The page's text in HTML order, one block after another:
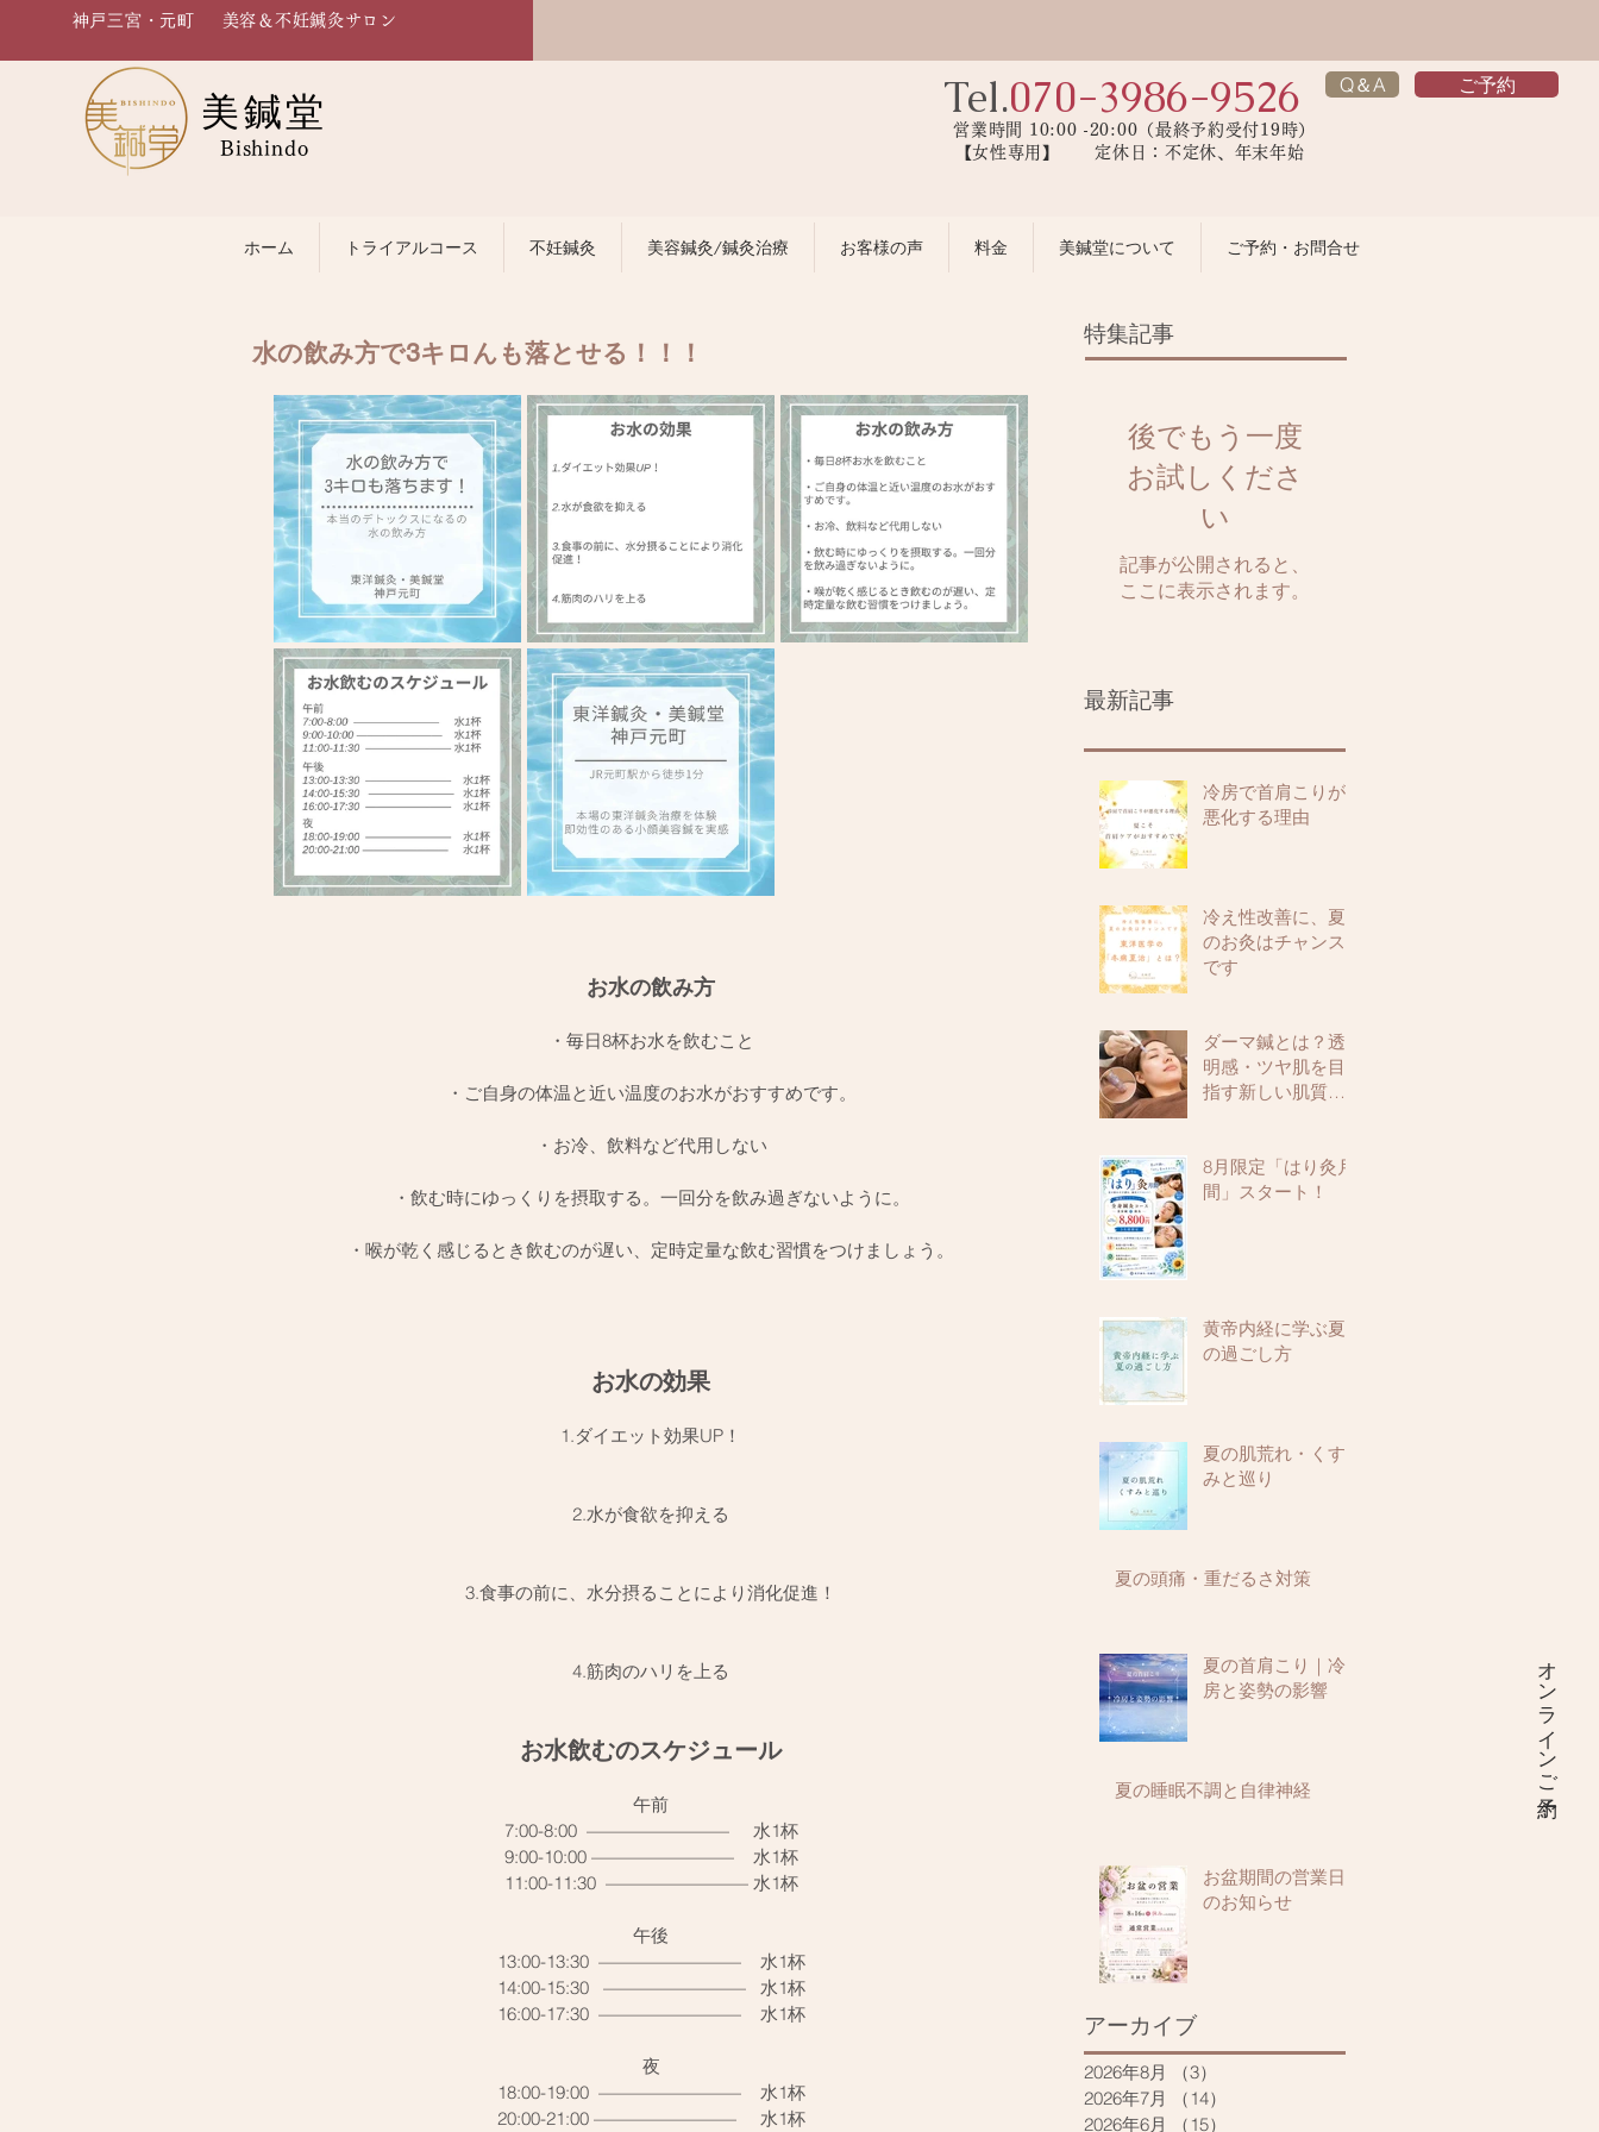
神戸三宮・元町 美容＆不妊鍼灸サロン
美鍼堂
Bishindo
Tel.070-3986-9526
営業時間 10:00 -20:00（最終予約受付19時）
【女性専用】 定休日：不定休、年末年始
Q＆A ご予約
ホーム トライアルコース 不妊鍼灸 美容鍼灸/鍼灸治療 お客様の声 料金 美鍼堂について ご予約・お問合せ
オンラインご予約
水の飲み方で3キロんも落とせる！！！
お水の飲み方
・毎日8杯お水を飲むこと
・ご自身の体温と近い温度のお水がおすすめです。
・お冷、飲料など代用しない
・飲む時にゆっくりを摂取する。一回分を飲み過ぎないように。
・喉が乾く感じるとき飲むのが遅い、定時定量な飲む習慣をつけましょう。
お水の効果
1.ダイエット効果UP！
2.水が食欲を抑える
3.食事の前に、水分摂ることにより消化促進！
4.筋肉のハリを上る
お水飲むのスケジュール
午前
7:00-8:00  ————————     水1杯
9:00-10:00 ————————    水1杯
11:00-11:30  ———————— 水1杯
午後
13:00-13:30  ————————    水1杯
14:00-15:30   ————————   水1杯
16:00-17:30  ————————    水1杯
夜
18:00-19:00  ————————    水1杯
20:00-21:00 ————————     水1杯
特集記事
後でもう一度
お試しくださ
い
記事が公開されると、
ここに表示されます。
最新記事
冷房で首肩こりが
悪化する理由
冷え性改善に、夏
のお灸はチャンス
です
ダーマ鍼とは？透
明感・ツヤ肌を目
指す新しい肌質改
8月限定「はり灸月
間」スタート！
黄帝内経に学ぶ夏
の過ごし方
夏の肌荒れ・くす
みと巡り
夏の頭痛・重だるさ対策
夏の首肩こり｜冷
房と姿勢の影響
夏の睡眠不調と自律神経
お盆期間の営業日
のお知らせ
アーカイブ
2026年8月 （3）
2026年7月
（14）
2026年6月
（15）